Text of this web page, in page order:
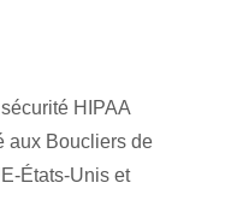
HIPAA
aux Boucliers de
États-Unis et